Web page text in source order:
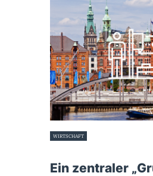
WIRTSCHAFT
Ein zentraler